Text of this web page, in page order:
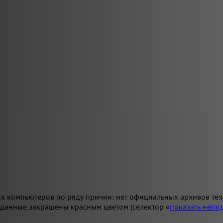
по ряду причин: нет официальных архивов
закрашены красным цветом (селектор «показать